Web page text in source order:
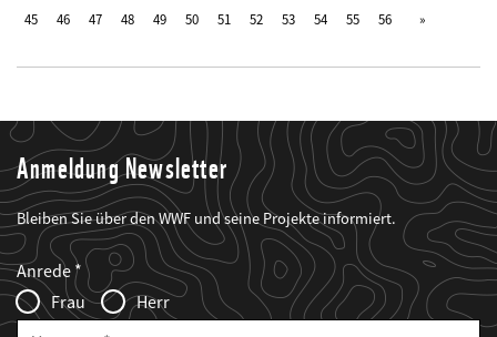
45
46 47 48 49 50 51 52 53 54 55 56
Anmeldung Newsletter
Bleiben Sie über den WWF und seine Projekte informiert.
Web2Case
Infofelder
Fieldset
anrede_name
Anrede
Frau
Herr